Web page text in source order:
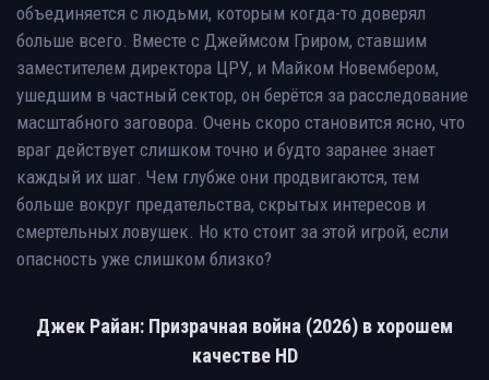
объединяется с людьми, которым когда-то доверял
больше всего. Вместе с Джеймсом Гриром, ставшим
заместителем директора ЦРУ, и Майком Новембером,
ушедшим в частный сектор, он берётся за расследование
масштабного заговора. Очень скоро становится ясно, что
враг действует слишком точно и будто заранее знает
каждый их шаг. Чем глубже они продвигаются, тем
больше вокруг предательства, скрытых интересов и
смертельных ловушек. Но кто стоит за этой игрой, если
опасность уже слишком близко?
Джек Райан: Призрачная война (2026) в хорошем
качестве HD